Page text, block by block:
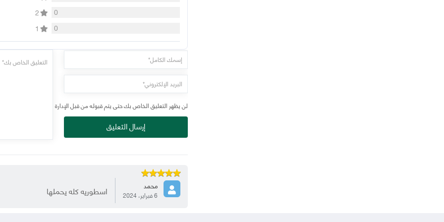
0
2
0
1
لن يظهر التعليق الخاص بك حتى يتم قبوله من قبل الإدارة
إرسال التعليق
محمد
6 فبراير، 2024 اسطوريه كله يحملها